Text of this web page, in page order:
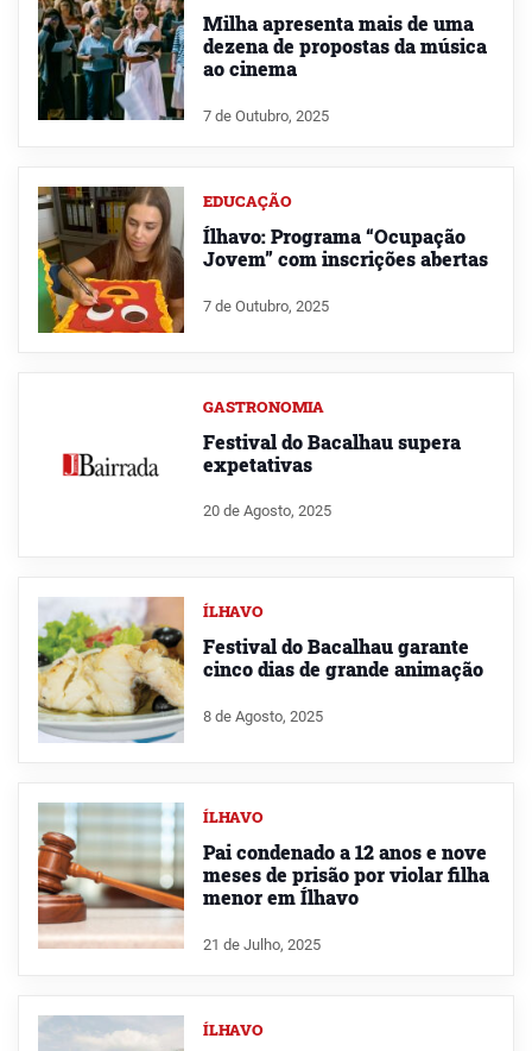
Milha apresenta mais de uma
dezena de propostas da música
ao cinema
7 de Outubro, 2025
EDUCAÇÃO
Ílhavo: Programa “Ocupação
Jovem” com inscrições abertas
7 de Outubro, 2025
GASTRONOMIA
Festival do Bacalhau supera
expetativas
20 de Agosto, 2025
ÍLHAVO
Festival do Bacalhau garante
cinco dias de grande animação
8 de Agosto, 2025
ÍLHAVO
Pai condenado a 12 anos e nove
meses de prisão por violar filha
menor em Ílhavo
21 de Julho, 2025
ÍLHAVO